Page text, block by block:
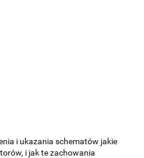
i ukazania schematów jakie
i jak te zachowania